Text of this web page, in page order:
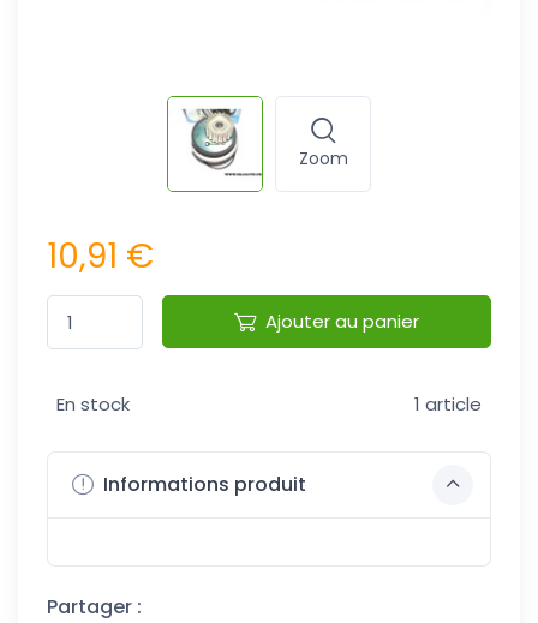
Zoom
10,91 €
Ajouter au panier
En stock 1 article
Informations produit
Partager :